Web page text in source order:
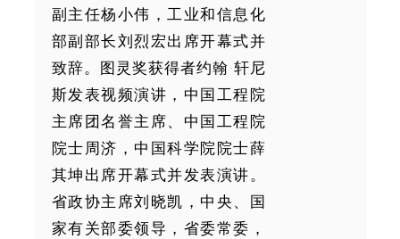
副主任杨小伟，工业和信息化
部副部长刘烈宏出席开幕式并
致辞。图灵奖获得者约翰·轩尼
斯发表视频演讲，中国工程院
主席团名誉主席、中国工程院
院士周济，中国科学院院士薛
其坤出席开幕式并发表演讲。
省政协主席刘晓凯，中央、国
家有关部委领导，省委常委，